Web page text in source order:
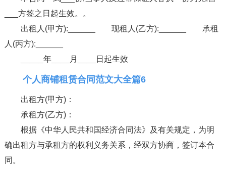
___方签之日起生效。。
出租人(甲方):______ 现租人(乙方):______ 承租
人(丙方):______
_____年____月____日起生效
个人商铺租赁合同范文大全篇6
出租方(甲方)：
承租方(乙方)：
根据《中华人民共和国经济合同法》及有关规定，为明
确出租方与承租方的权利义务关系，经双方协商，签订本合
同。